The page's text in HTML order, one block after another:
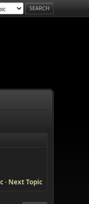
- Next Topic